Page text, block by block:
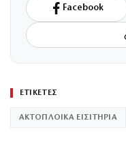
Facebook
ΕΤΙΚΕΤΕΣ
ΑΚΤΟΠΛΟΙΚΑ ΕΙΣΙΤΗΡΙΑ